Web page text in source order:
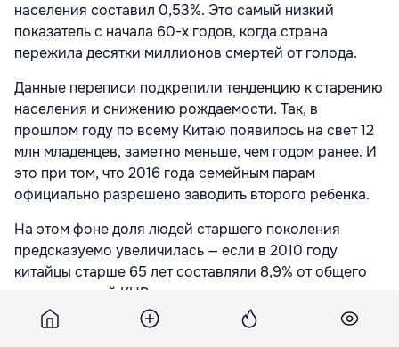
населения составил 0,53%. Это самый низкий
показатель с начала 60-х годов, когда страна
пережила десятки миллионов смертей от голода.
Данные переписи подкрепили тенденцию к старению
населения и снижению рождаемости. Так, в
прошлом году по всему Китаю появилось на свет 12
млн младенцев, заметно меньше, чем годом ранее. И
это при том, что 2016 года семейным парам
официально разрешено заводить второго ребенка.
На этом фоне доля людей старшего поколения
предсказуемо увеличилась — если в 2010 году
китайцы старше 65 лет составляли 8,9% от общего
числа жителей КНР, то к настоящему моменту эта
пропорция возросла до 13,5%. И по ряду прогнозов,